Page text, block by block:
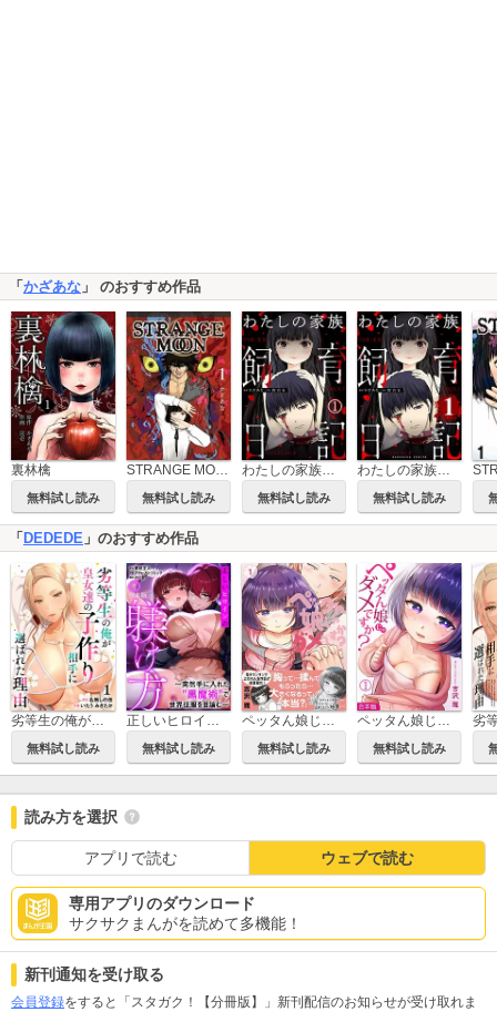
「 かざあな 」 のおすすめ作品
裏林檎
無料試し読み 無料試し読み 無料試し読み 無料試し読み
「 DEDEDE 」のおすすめ作品
劣等生の俺が皇女達の子作り相手に選ばれた理由【フルカラー】【電子単行本】
無料試し読み
正しいヒロインの躾け方～突然手に入れた“黒魔術”で世界征服を目論む～【フルカラー】【合本版】
無料試し読み
ペッタん娘じゃダメですか？【コミックス版】
無料試し読み
ペッタん娘じゃダメですか？【合本版】
無料試し読み
読み方を選択
アプリで読む ウェブで読む
専用アプリのダウンロード
サクサクまんがを読めて多機能！
新刊通知を受け取る
会員登録をすると「スタガク！【分冊版】」新刊配信のお知らせが受け取れま